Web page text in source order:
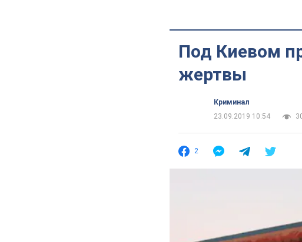
Под Киевом
жертвы
Криминал
23.09.2019 10:54
2